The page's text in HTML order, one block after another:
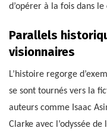
d’opérer à la fois dans
Parallels
visionnaires
L’histoire regorge
se sont tournés vers la
auteurs comme Isaac
Clarke avec l’odyssée